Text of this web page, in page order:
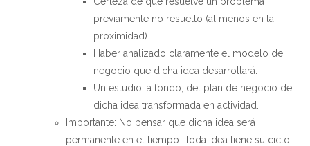
previamente no resuelto (al menos en la
proximidad).
Haber analizado claramente el modelo de
negocio que dicha idea desarrollará.
Un estudio, a fondo, del plan de negocio de
dicha idea transformada en actividad.
Importante: No pensar que dicha idea será
permanente en el tiempo. Toda idea tiene su ciclo,